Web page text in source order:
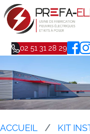
02 51 31 28 29
ACCUEIL KIT